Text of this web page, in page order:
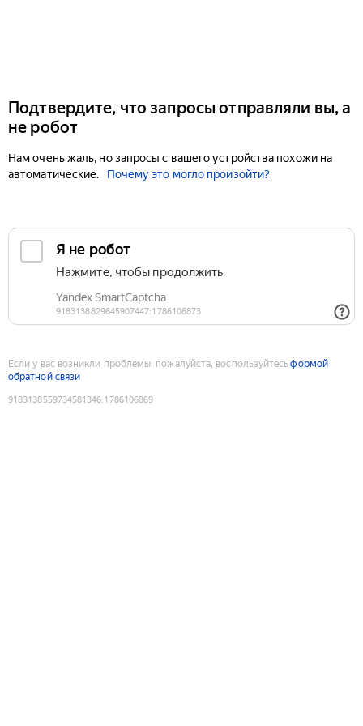
Подтвердите, что запросы отправляли вы, а
не робот
Нам очень жаль, но запросы с вашего устройства похожи на
автоматические.
Почему это могло произойти?
Если у вас возникли проблемы, пожалуйста, воспользуйтесьформой
обратной связи
9183138559734581346:1786106869